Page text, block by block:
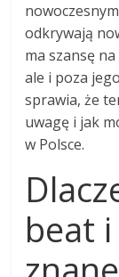
odkrywają
ma szansę
ale i poza
sprawia, że
uwagę i jak
w Polsce.
beat